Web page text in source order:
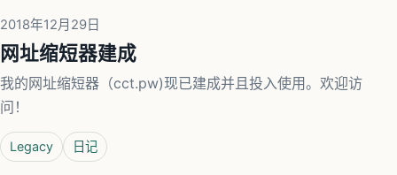
2018年12月29日
网址缩短器建成
我的网址缩短器（cct.pw)现已建成并且投入使用。欢迎访
问！
Legacy 日记